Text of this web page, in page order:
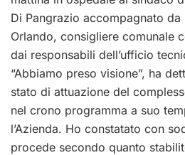
Di Pangrazio accompagnato da
Orlando, consigliere comunale
dai responsabili dell’ufficio
“Abbiamo preso visione”, ha
stato di attuazione del
nel crono programma a suo
l’Azienda. Ho constatato con
procede secondo quanto